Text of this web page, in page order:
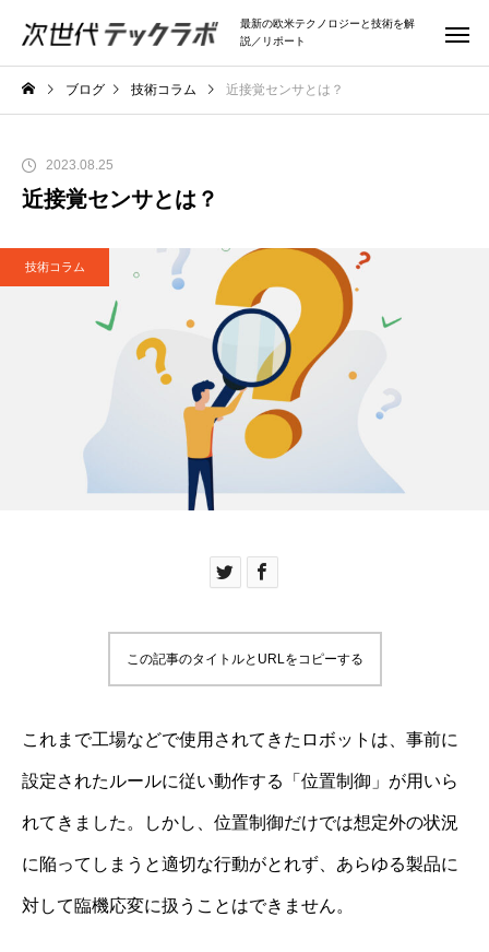
最新の欧米テクノロジーと技術を解
説／リポート
ブログ 技術コラム 近接覚センサとは？
2023.08.25
近接覚センサとは？
技術コラム
この記事のタイトルとURLをコピーする
これまで工場などで使用されてきたロボットは、事前に
設定されたルールに従い動作する「位置制御」が用いら
れてきました。しかし、位置制御だけでは想定外の状況
に陥ってしまうと適切な行動がとれず、あらゆる製品に
対して臨機応変に扱うことはできません。